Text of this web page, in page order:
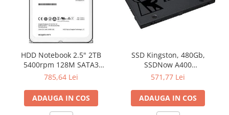
Securitate Date
Firewall
Antivirus
HDD Notebook 2.5" 2TB
5400rpm 128M SATA3
SEAGATE
785,64 Lei
ADAUGA IN COS
SSD Kingston, 480Gb,
SSDNow A400
"SA400S37/480G"
571,77 Lei
ADAUGA IN COS